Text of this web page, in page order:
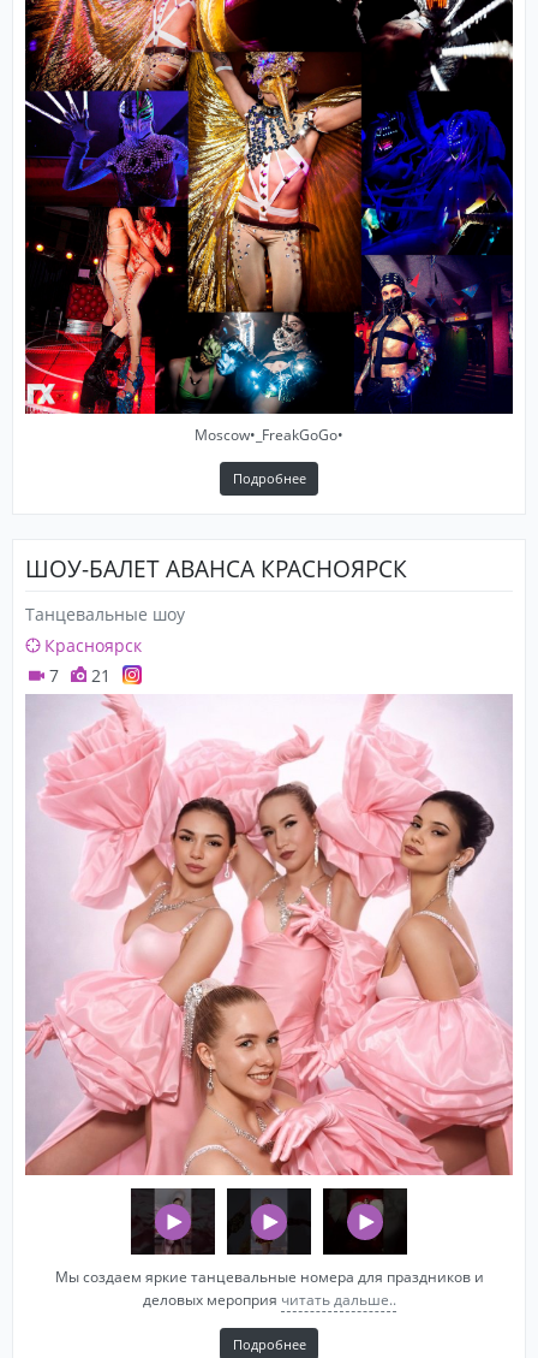
Moscow•_FreakGoGo•
Подробнее
ШОУ-БАЛЕТ АВАНСА КРАСНОЯРСК
Танцевальные шоу
Красноярск
7
21
Мы создаем яркие танцевальные номера для праздников и
деловых мероприя читать дальше..
Подробнее